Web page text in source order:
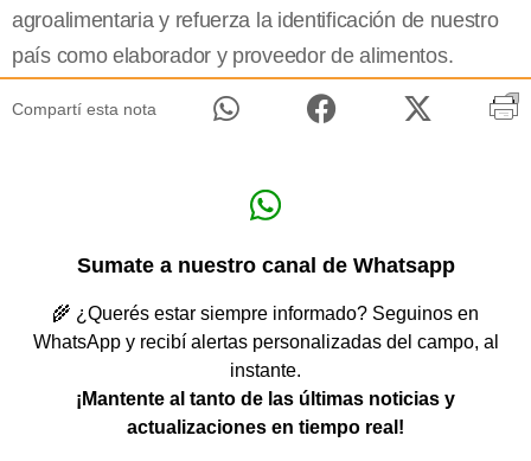
agroalimentaria y refuerza la identificación de nuestro
país como elaborador y proveedor de alimentos.
Compartí esta nota
Sumate a nuestro canal de Whatsapp
🌾 ¿Querés estar siempre informado? Seguinos en
WhatsApp y recibí alertas personalizadas del campo, al
instante.
¡Mantente al tanto de las últimas noticias y
actualizaciones en tiempo real!